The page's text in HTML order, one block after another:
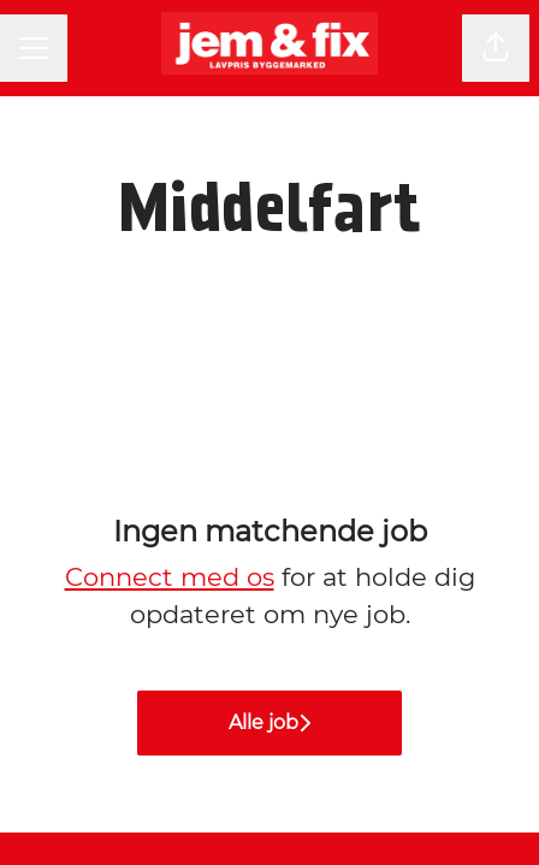
Middelfart
Ingen matchende job
Connect med osfor at holde dig
opdateret om nye job.
Alle job